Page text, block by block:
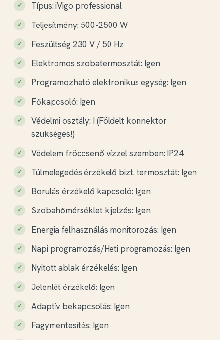
Típus: iVigo professional
Teljesítmény: 500-2500 W
Feszültség 230 V / 50 Hz
Elektromos szobatermosztát: Igen
Programozható elektronikus egység: Igen
Főkapcsoló: Igen
Védelmi osztály: I (Földelt konnektor
szükséges!)
Védelem fröccsenő vízzel szemben: IP24
Túlmelegedés érzékelő bizt. termosztát: Igen
Borulás érzékelő kapcsoló: Igen
Szobahőmérséklet kijelzés: Igen
Energia felhasználás monitorozás: Igen
Napi programozás/Heti programozás: Igen
Nyitott ablak érzékelés: Igen
Jelenlét érzékelő: Igen
Adaptív bekapcsolás: Igen
Fagymentesítés: Igen